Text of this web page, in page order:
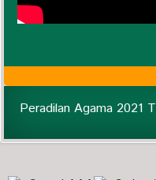
Peradilan Agama 2021